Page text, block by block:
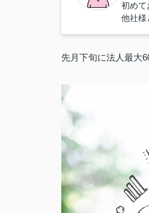
初めて
他社様
先月下旬に法人最大